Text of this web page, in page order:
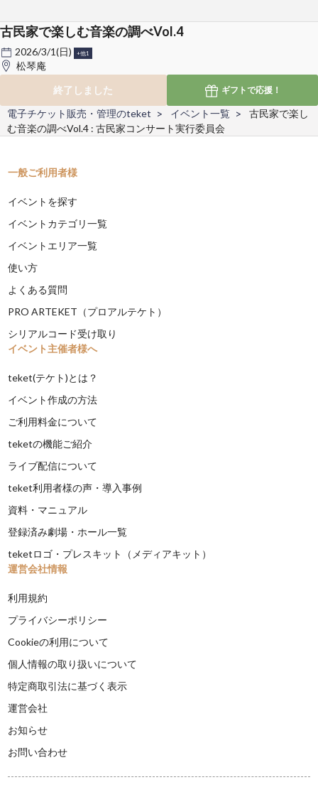
古民家で楽しむ音楽の調べVol.4
2026/3/1(日) +他1
松琴庵
終了しました
ギフトで応援！
電子チケット販売・管理のteket イベント一覧
古民家で楽し
む音楽の調べVol.4 : 古民家コンサート実行委員会
一般ご利用者様
イベントを探す
イベントカテゴリ一覧
イベントエリア一覧
使い方
よくある質問
PRO ARTEKET（プロアルテケト）
シリアルコード受け取り
イベント主催者様へ
teket(テケト)とは？
イベント作成の方法
ご利用料金について
teketの機能ご紹介
ライブ配信について
teket利用者様の声・導入事例
資料・マニュアル
登録済み劇場・ホール一覧
teketロゴ・プレスキット（メディアキット）
運営会社情報
利用規約
プライバシーポリシー
Cookieの利用について
個人情報の取り扱いについて
特定商取引法に基づく表示
運営会社
お知らせ
お問い合わせ